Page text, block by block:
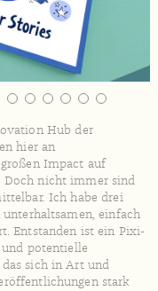
Hub der
hier an
Impact auf
Doch nicht immer sind
Ich habe drei
einfach
Entstanden ist ein Pixi-
und potentielle
sich in Art und
stark